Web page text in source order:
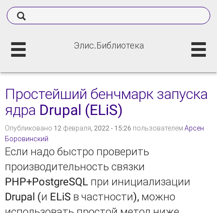
Элис.Библиотека
Простейший бенчмарк запуска
ядра Drupal (ELiS)
Опубликовано 12 февраля, 2022 - 15:26 пользователем Арсен
Боровинский
Если надо быстро проверить
производительность связки
PHP+PostgreSQL при инициализации
Drupal (и ELiS в частности), можно